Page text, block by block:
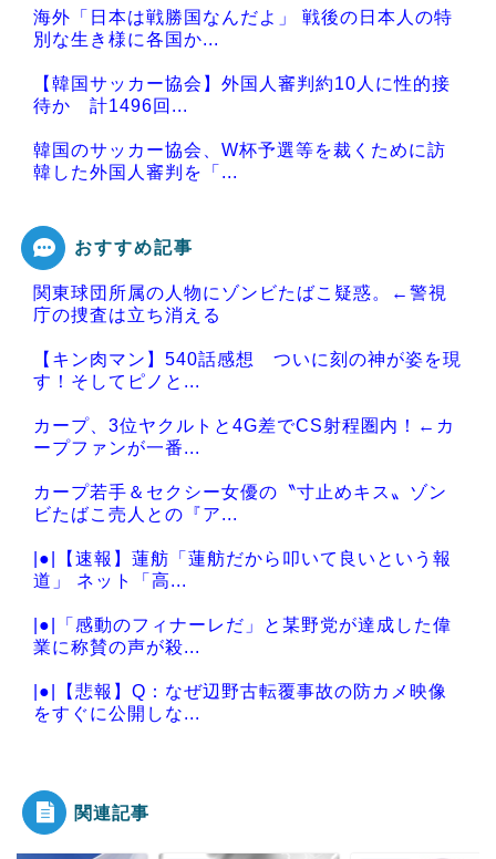
海外「日本は戦勝国なんだよ」 戦後の日本人の特
別な生き様に各国か...
【韓国サッカー協会】外国人審判約10人に性的接
待か 計1496回...
韓国のサッカー協会、W杯予選等を裁くために訪
韓した外国人審判を「...
Powered by livedoor 相互RSS
おすすめ記事
関東球団所属の人物にゾンビたばこ疑惑。←警視
庁の捜査は立ち消える
【キン肉マン】540話感想 ついに刻の神が姿を現
す！そしてピノと...
カープ、3位ヤクルトと4G差でCS射程圏内！←カ
ープファンが一番...
カープ若手＆セクシー女優の〝寸止めキス〟ゾン
ビたばこ売人との『ア...
|●|【速報】蓮舫「蓮舫だから叩いて良いという報
道」 ネット「高...
|●|「感動のフィナーレだ」と某野党が達成した偉
業に称賛の声が殺...
|●|【悲報】Q：なぜ辺野古転覆事故の防カメ映像
をすぐに公開しな...
関連記事